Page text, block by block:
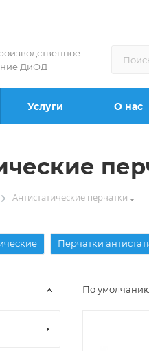
ДиОД
Услуги О нас
—
Антистатические перчатки
Перчатки
По